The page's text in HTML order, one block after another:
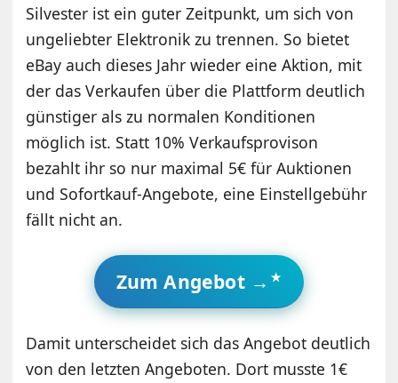
Silvester ist ein guter Zeitpunkt, um sich von
ungeliebter Elektronik zu trennen. So bietet
eBay auch dieses Jahr wieder eine Aktion, mit
der das Verkaufen über die Plattform deutlich
günstiger als zu normalen Konditionen
möglich ist. Statt 10% Verkaufsprovison
bezahlt ihr so nur maximal 5€ für Auktionen
und Sofortkauf-Angebote, eine Einstellgebühr
fällt nicht an.
Zum Angebot →
Damit unterscheidet sich das Angebot deutlich
von den letzten Angeboten. Dort musste 1€